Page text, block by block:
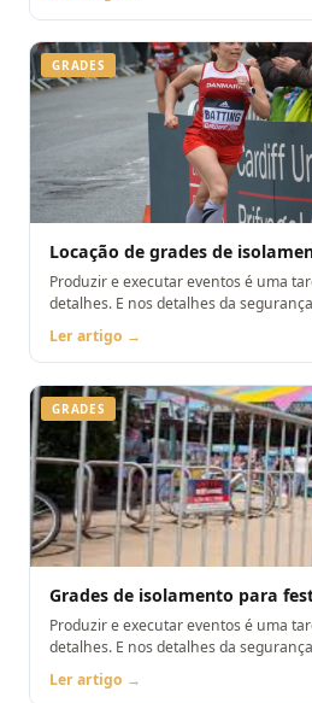
GRADES
Locação de grades de
Produzir e executar eventos é uma
detalhes. E nos detalhes da segurança, não pode faltar
de grades de isolamento
Ler artigo →
GRADES
Grades de isolamento para
Produzir e executar eventos é uma
detalhes. E nos detalhes da segurança, não pode faltar
de isolamento para festas
Ler artigo →